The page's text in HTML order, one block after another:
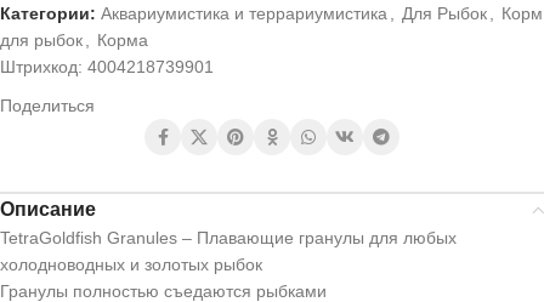
Категории: Аквариумистика и террариумистика Для Рыбок
Корм
для рыбок
Корма
Штрихкод: 4004218739901
Поделиться
Описание
TetraGoldfish Granules – Плавающие гранулы для любых
холодноводных и золотых рыбок
Гранулы полностью съедаются рыбками